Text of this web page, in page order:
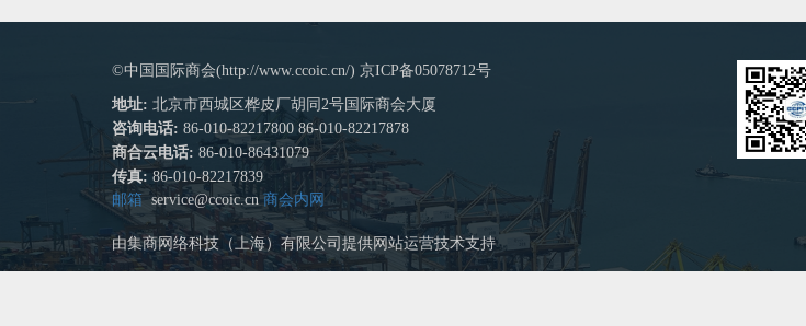
©中国国际商会(http://www.ccoic.cn/) 京ICP备05078712号
地址: 北京市西城区桦皮厂胡同2号国际商会大厦
咨询电话: 86-010-82217800 86-010-82217878
商合云电话: 86-010-86431079
传真: 86-010-82217839
邮箱 service@ccoic.cn商会内网
由集商网络科技（上海）有限公司提供网站运营技术支持